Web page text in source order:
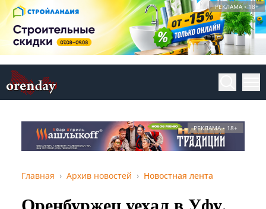
РЕКЛАМА • 18+
РЕКЛАМА • 18+
Главная Архив новостей Новостная лента